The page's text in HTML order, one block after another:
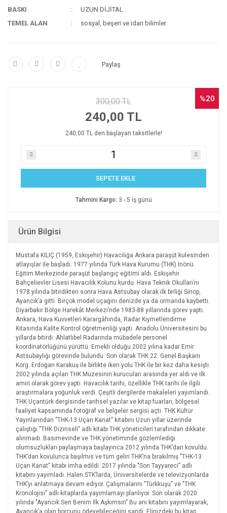
BASKI
UZUN DİJİTAL
TEMEL ALAN
sosyal, beşeri ve idari bilimler
Paylaş
%20
300,00 TL
240,00 TL
240,00 TL den başlayan taksitlerle!
SEPETE EKLE
Tahmini Kargo: 3 - 5 iş günü
Ürün Bilgisi
Mustafa KILIÇ (1959, Eskişehir) Havacılığa Ankara paraşüt kulesinden
atlayışlar ile başladı. 1977 yılında Türk Hava Kurumu (THK) Inönü
Eğitim Merkezinde paraşüt başlangıç eğitimi aldı. Eskişehir
Bahçelievler Lisesi Havacılık Kolunu kurdu. Hava Teknik Okulları’nı
1978 yılında bitirdikten sonra Hava Astsubay olarak ilk birliği Sinop,
Ayancık’a gitti. Birçok model uçağını denizde ya da ormanda kaybetti.
Diyarbakır Bölge Harekât Merkezi’nde 1983-88 yıllarında görev yaptı.
Ankara, Hava Kuvvetleri Karargâhında, Radar Kıymetlendirme
Kıtasında Kalite Kontrol öğretmenliği yaptı. Anadolu Üniversitesini bu
yıllarda bitirdi. Ahlatlıbel Radarında mübadele personel
koordinatörlüğünü yürüttü. Emekli olduğu 2002 yılına kadar Emir
Astsubaylığı görevinde bulundu. Son olarak THK 22. Genel Başkanı
Korg. Erdoğan Karakuş ile birlikte iken yolu THK ile bir kez daha kesişti.
2002 yılında açılan THK Müzesinin kurucuları arasında yer aldı ve ilk
amiri olarak görev yaptı. Havacılık tarihi, özellikle THK tarihi ile ilgili
araştırmalara yoğunluk verdi. Çeşitli dergilerde makaleleri yayımlandı.
THK Uçantürk dergisinde tarihsel yazılar ve kitap fuarları, bölgesel
faaliyet kapsamında fotoğraf ve belgeler sergisi açtı. THK Kültür
Yayınlarından "THK-13 Uçan Kanat” kitabını Uzun yıllar üzerinde
çalıştığı "THK Dizinseli” adlı kitabı THK yöneticileri tarafından dikkate
alınmadı. Basımevinde ve THK yönetiminde gözlemlediği
olumsuzlukları paylaşmaya başlayınca 2012 yılında THK’dan kovuldu.
THK’dan kovulunca başılmıs ve tüm geliri THK’na bırakılmış "THK-13
Uçan Kanat” kitabı imha edildi. 2017 yılında "Son Tayyareci” adlı
kitabını yayımladı. Halen STK’larda, Üniversitelerde ve televizyonlarda
THK’yı anlatmaya devam ediyor. Çalışmalarını "Türkkuşu” ve "THK
Kronolojisi” adlı kitaplarda yayımlamayı planlıyor. Son olarak 2020
yılında "Ayancık Sen Benim Ilk Aşkımsın” Bu anı kitabını yayımlayarak,
Ayancık’a olan borcunu ödeyebileceğini sandı. Elinizdeki bu kitap